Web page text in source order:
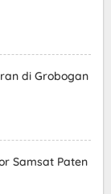
di Grobogan
Samsat Paten